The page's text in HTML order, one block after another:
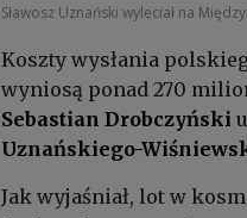
Sławosz Uznański wyleciał na
Koszty wysłania
wyniosą ponad 270
Sebastian Drobczyński
Uznańskiego-
Jak wyjaśniał, lot w